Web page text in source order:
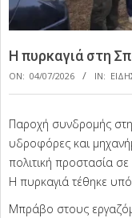
Η πυρκαγιά στη
ON: 04/07/2026 IN:
Παροχή συνδρομής
υδροφόρες και
πολιτική προστασία
Η πυρκαγιά τέθηκε
Μπράβο στους